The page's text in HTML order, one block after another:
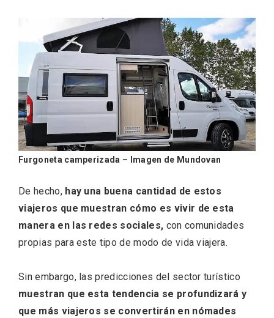
Furgoneta camperizada – Imagen de Mundovan
De hecho, hay una buena cantidad de estos
viajeros que muestran cómo es vivir de esta
manera en las redes sociales, con comunidades
propias para este tipo de modo de vida viajera.
Sin embargo, las predicciones del sector turístico
muestran que esta tendencia se profundizará y
que más viajeros se convertirán en nómades
V Feria Europea del Queso 2026 en
Serrada